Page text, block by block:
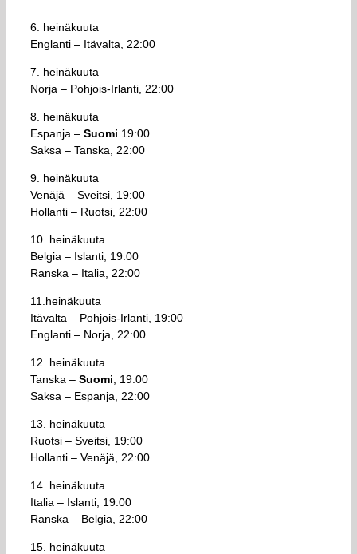
6. heinäkuuta
Englanti – Itävalta, 22:00
7. heinäkuuta
Norja – Pohjois-Irlanti, 22:00
8. heinäkuuta
Espanja – Suomi 19:00
Saksa – Tanska, 22:00
9. heinäkuuta
Venäjä – Sveitsi, 19:00
Hollanti – Ruotsi, 22:00
10. heinäkuuta
Belgia – Islanti, 19:00
Ranska – Italia, 22:00
11.heinäkuuta
Itävalta – Pohjois-Irlanti, 19:00
Englanti – Norja, 22:00
12. heinäkuuta
Tanska – Suomi , 19:00
Saksa – Espanja, 22:00
13. heinäkuuta
Ruotsi – Sveitsi, 19:00
Hollanti – Venäjä, 22:00
14. heinäkuuta
Italia – Islanti, 19:00
Ranska – Belgia, 22:00
15. heinäkuuta